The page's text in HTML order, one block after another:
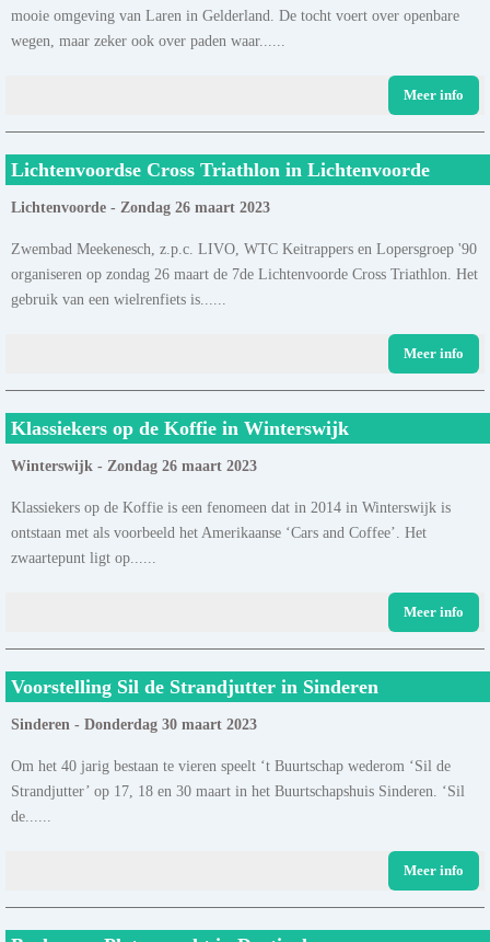
mooie omgeving van Laren in Gelderland. De tocht voert over openbare
wegen, maar zeker ook over paden waar......
Meer info
Lichtenvoordse Cross Triathlon in Lichtenvoorde
Lichtenvoorde - Zondag 26 maart 2023
Zwembad Meekenesch, z.p.c. LIVO, WTC Keitrappers en Lopersgroep '90
organiseren op zondag 26 maart de 7de Lichtenvoorde Cross Triathlon. Het
gebruik van een wielrenfiets is......
Meer info
Klassiekers op de Koffie in Winterswijk
Winterswijk - Zondag 26 maart 2023
Klassiekers op de Koffie is een fenomeen dat in 2014 in Winterswijk is
ontstaan met als voorbeeld het Amerikaanse ‘Cars and Coffee’. Het
zwaartepunt ligt op......
Meer info
Voorstelling Sil de Strandjutter in Sinderen
Sinderen - Donderdag 30 maart 2023
Om het 40 jarig bestaan te vieren speelt ‘t Buurtschap wederom ‘Sil de
Strandjutter’ op 17, 18 en 30 maart in het Buurtschapshuis Sinderen. ‘Sil
de......
Meer info